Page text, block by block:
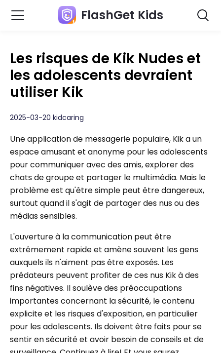
FlashGet Kids
Les risques de Kik Nudes et
les adolescents devraient
utiliser Kik
2025-03-20 kidcaring
Une application de messagerie populaire, Kik a un
espace amusant et anonyme pour les adolescents
pour communiquer avec des amis, explorer des
chats de groupe et partager le multimédia. Mais le
problème est qu'être simple peut être dangereux,
surtout quand il s'agit de partager des nus ou des
médias sensibles.
L'ouverture à la communication peut être
extrêmement rapide et amène souvent les gens
auxquels ils n'aiment pas être exposés. Les
prédateurs peuvent profiter de ces nus Kik à des
fins négatives. Il soulève des préoccupations
importantes concernant la sécurité, le contenu
explicite et les risques d'exposition, en particulier
pour les adolescents. Ils doivent être faits pour se
sentir en sécurité et avoir besoin de conseils et de